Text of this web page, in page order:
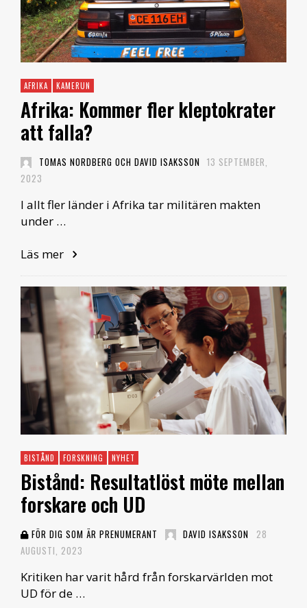
AFRIKA KAMERUN
Afrika: Kommer fler kleptokrater
att falla?
TOMAS NORDBERG OCH DAVID ISAKSSON 13 SEPTEMBER,
2023
I allt fler länder i Afrika tar militären makten
under …
Läs mer
BISTÅND FORSKNING NYHET
Bistånd: Resultatlöst möte mellan
forskare och UD
FÖR DIG SOM ÄR PRENUMERANT DAVID ISAKSSON
28
AUGUSTI, 2023
Kritiken har varit hård från forskarvärlden mot
UD för de …